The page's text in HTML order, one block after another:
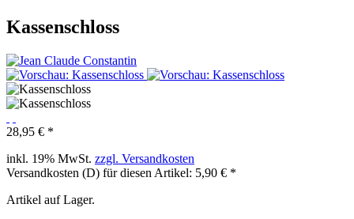
Kassenschloss
28,95 € *
inkl. 19% MwSt. zzgl. Versandkosten
Versandkosten (D) für diesen Artikel: 5,90 € *
Artikel auf Lager.